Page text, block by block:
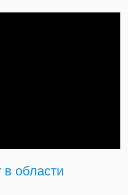
области